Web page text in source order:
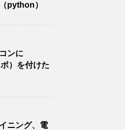
python）
ンに
）を付けた
ニング、電